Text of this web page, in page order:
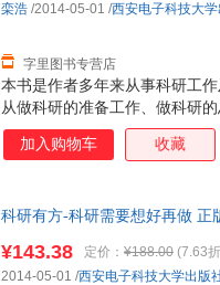
本书是作者多年来从事科研工
从做科研的准备工作、做科研
具四方面，系统地介绍了科研
些独特经验和技巧。通过阅读
级、硕士和博士研究生阅读。
字里图书专营店
栾浩 /2014-05-01 /西安电子科技大
加入购物车 收藏
科研有方-科研需要想好再做 正
¥143.38 定价： ¥188.00 (7.63
2014-05-01 /西安电子科技大学出版